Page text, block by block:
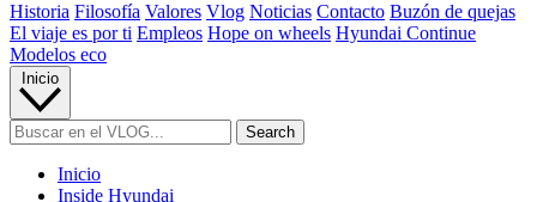
Historia Filosofía Valores Vlog Noticias Contacto Buzón de quejas
El viaje es por ti Empleos Hope on wheels Hyundai Continue
Modelos eco
Inicio
Inicio
Inside Hyundai